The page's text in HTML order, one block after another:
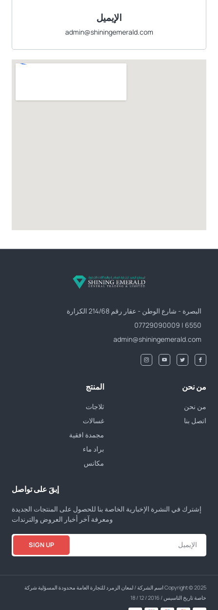
الإيميل
admin@shiningemerald.com
البصرة - شارع الوطن - عقار رقم 214/68 الكزارة
6550 | 07729090009
admin@shiningemerald.com
من نحن
من نحن
اتصل بنا
المنتج
ثلاجات
غسالات
مجمدة افقية
براد ماء
مكانس
إبقَ على تواصل
إشترك في النشرة الإخبارية الخاصة بنا للحصول على المنتجات الجديدة
ومعرفة آخر أخبار العروض والترندات
SIGN UP
Copyright © 2025 اسم الشركة / لمعان الزمرد للتجارة العامة محدودة المسؤلية شركة
خاصة تاريخ التاسيس / 2016 / 12 / 18